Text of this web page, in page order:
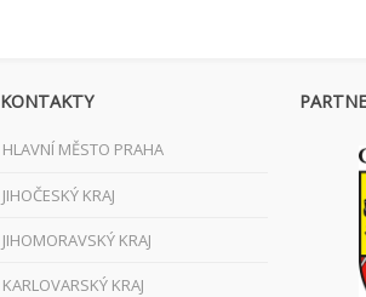
KONTAKTY
HLAVNÍ MĚSTO PRAHA
JIHOČESKÝ KRAJ
JIHOMORAVSKÝ KRAJ
KARLOVARSKÝ KRAJ